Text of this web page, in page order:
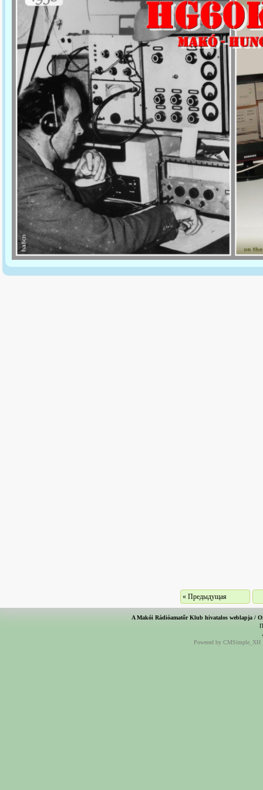
« Предыдущая
A Makói Rádióamatőr Klub hivatalos weblapja /
Powered by CMSimple_XH